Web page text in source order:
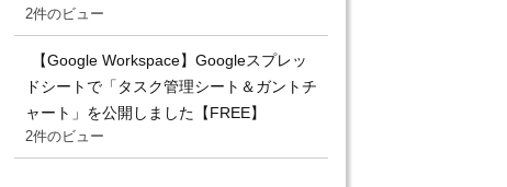
2件のビュー
【Google Workspace】Googleスプレッ
ドシートで「タスク管理シート＆ガントチ
ャート」を公開しました【FREE】
2件のビュー